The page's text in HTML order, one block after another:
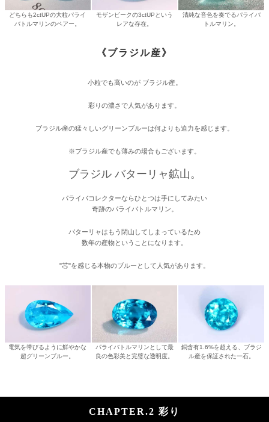
どちらも2ctUPの大粒パライ
バトルマリンのペアー。
モザンビークの3ctUPという
レアな存在。
清純な音色を奏でるパライバ
トルマリン。
《ブラジル産》
小粒でも高いのが ブラジル産。
彩りの濃さで人気があります。
ブラジル産の猛々しいグリーンブルーは何よりも迫力を感じます。
※ブラジル産でも薄みの場合もございます。
ブラジル バターリャ鉱山。
パライバコレクターならひとつは手にしてみたい
奇跡のパライバトルマリン。
バターリャはもう閉山してしまっているため
数年の産物ということになります。
"芯"を感じる本物のブルーとして人気があります。
電気を帯びるように鮮やかな
超グリーンブルー。
パライバトルマリンとして最
良の色彩美と完璧な透明度。
銅含有1.6%を超える、ブラジ
ル産を保証された一石。
CHAPTER.2 彩り